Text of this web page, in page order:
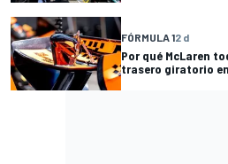
FÓRMULA 12 d
Por qué McLaren
trasero giratorio